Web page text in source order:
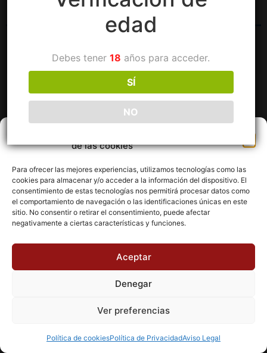
de las cookies
Para ofrecer las mejores experiencias, utilizamos tecnologías como las
cookies para almacenar y/o acceder a la información del dispositivo. El
consentimiento de estas tecnologías nos permitirá procesar datos como
el comportamiento de navegación o las identificaciones únicas en este
sitio. No consentir o retirar el consentimiento, puede afectar
negativamente a ciertas características y funciones.
Aceptar
Denegar
Ver preferencias
Política de cookiesPolítica de PrivacidadAviso Legal
coincidan con tu selección.
Aviso Legal
Política de cookies (UE)
Política de Privacidad
Condiciones de Compra
Ofertas Especiales
Wishlist
Carrito
Finalizar Comprar
Todos los derechos reservados | AlgoMás Canarias |
Powered by: Lanzaware
edad
Debes tener18 años para acceder.
SÍ
NO